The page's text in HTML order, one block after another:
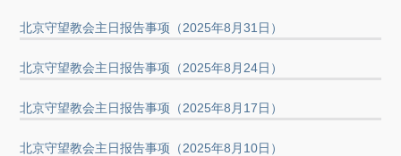
北京守望教会主日报告事项（2025年8月31日）
北京守望教会主日报告事项（2025年8月24日）
北京守望教会主日报告事项（2025年8月17日）
北京守望教会主日报告事项（2025年8月10日）